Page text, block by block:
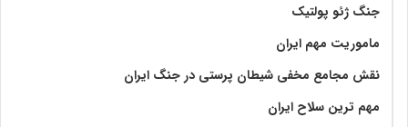
جنگ ژئو پولتیک
ماموریت مهم ایران
نقش مجامع مخفی شیطان پرستی در جنگ ایران
مهم ترین سلاح ایران